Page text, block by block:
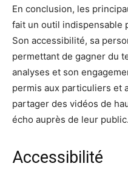
En conclusion, les
fait un outil indispensable
Son accessibilité, sa
permettant de gagner du
analyses et son
permis aux particuliers et
partager des vidéos de
écho auprès de leur public.
Accessibilité